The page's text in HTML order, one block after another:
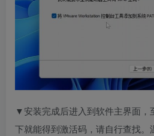
▼安装完成后进入到软件主界面，
下就能得到激活码，请自行查找